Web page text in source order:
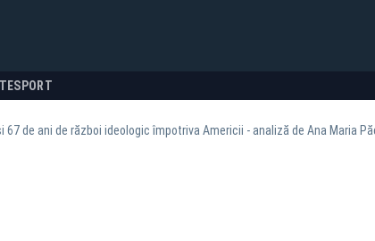
SPORT
67 de ani de război ideologic împotriva Americii - analiză de Ana Maria